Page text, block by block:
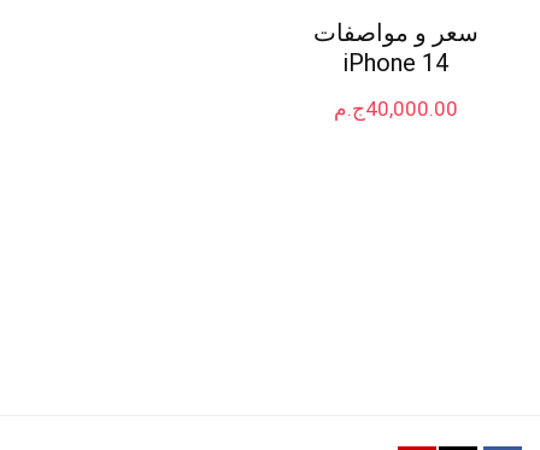
سعر و مواصفات
iPhone 14
ج.م40,000.00